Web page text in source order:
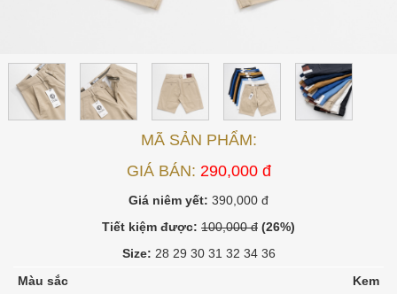
MÃ SẢN PHẨM:
GIÁ BÁN: 290,000 đ
Giá niêm yết: 390,000 đ
Tiết kiệm được: 100,000 đ (26%)
Size: 28 29 30 31 32 34 36
Màu sắc
Kem